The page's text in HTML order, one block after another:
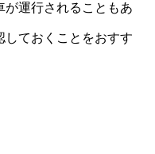
が運行されることもあ
しておくことをおすす